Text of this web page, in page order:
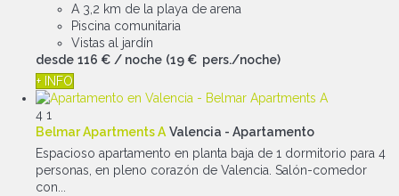
A 3,2 km de la playa de arena
Piscina comunitaria
Vistas al jardín
desde 116 € / noche (19 € pers./noche)
+ INFO
4 1
Belmar Apartments A Valencia - Apartamento
Espacioso apartamento en planta baja de 1 dormitorio para 4
personas, en pleno corazón de Valencia. Salón-comedor
con...